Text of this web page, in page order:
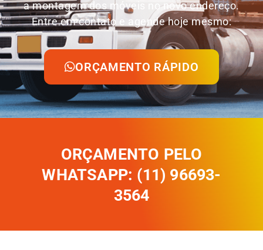
a montagem dos móveis no novo endereço.
Entre em contato e agende hoje mesmo:
ORÇAMENTO RÁPIDO
ORÇAMENTO PELO
WHATSAPP: (11) 96693-
3564